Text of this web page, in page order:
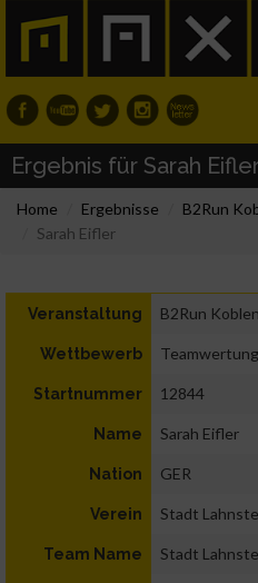
Ergebnis für Sarah
Home Ergebnisse B2Run
Sarah Eifler
Veranstaltung B2Run
Wettbewerb
Startnummer 12844
Name Sarah Eifler
Nation GER
Verein Stadt
Team Name Stadt